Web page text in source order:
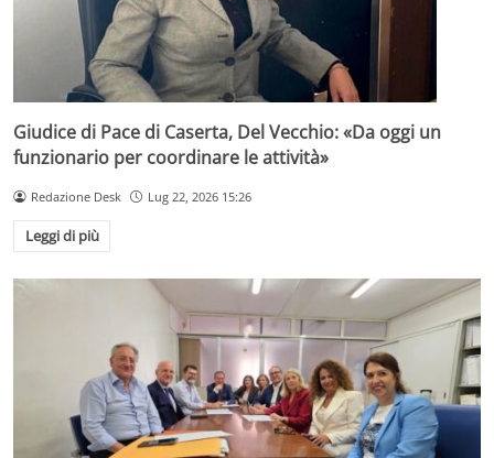
Giudice di Pace di Caserta, Del Vecchio: «Da oggi un
funzionario per coordinare le attività»
Redazione Desk Lug 22, 2026 15:26
Leggi di più